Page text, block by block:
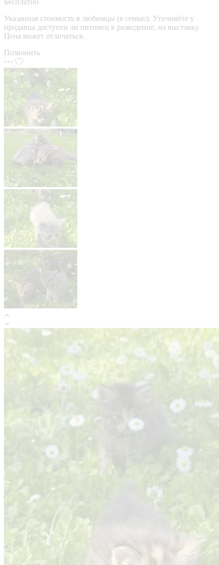
Указанная стоимость в любимцы (в семью). Уточняйте у
продавца доступен ли питомец в разведение, на выставку.
Цена может отличаться.
Позвонить